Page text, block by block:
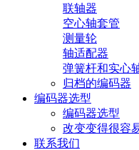
联轴器
空心轴套管
测量轮
轴适配器
弹簧杆和实心
归档的编码器
编码器选型
编码器选型
改变变得很容
联系我们